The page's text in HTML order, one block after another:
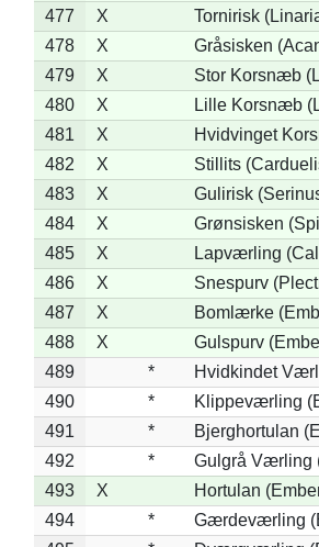
477
X
Tornirisk
478
X
Gråsisken
479
X
Stor Korsnæb
480
X
Lille Korsnæb
481
X
Hvidvinget
482
X
Stillits
483
X
Gulirisk
484
X
Grønsisken
485
X
Lapværling
486
X
Snespurv
487
X
Bomlærke
488
X
Gulspurv
489
*
Hvidkindet
490
*
Klippeværling
491
*
Bjerghortulan
492
*
Gulgrå Værling
493
X
Hortulan
494
*
Gærdeværling